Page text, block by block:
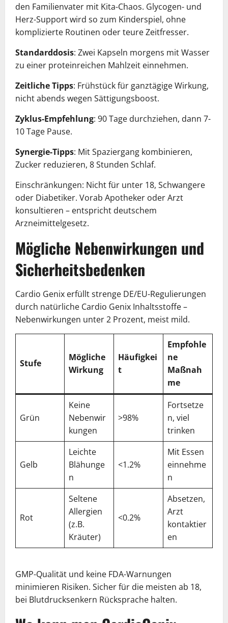
den Familienvater mit Kita-Chaos. Glycogen- und
Herz-Support wird so zum Kinderspiel, ohne
komplizierte Routinen oder teure Zeitfresser.
Standarddosis: Zwei Kapseln morgens mit Wasser
zu einer proteinreichen Mahlzeit einnehmen.
Zeitliche Tipps: Frühstück für ganztägige Wirkung,
nicht abends wegen Sättigungsboost.
Zyklus-Empfehlung: 90 Tage durchziehen, dann 7-
10 Tage Pause.
Synergie-Tipps: Mit Spaziergang kombinieren,
Zucker reduzieren, 8 Stunden Schlaf.
Einschränkungen: Nicht für unter 18, Schwangere
oder Diabetiker. Vorab Apotheker oder Arzt
konsultieren – entspricht deutschem
Arzneimittelgesetz.
Mögliche Nebenwirkungen und
Sicherheitsbedenken
Cardio Genix erfüllt strenge DE/EU-Regulierungen
durch natürliche Cardio Genix Inhaltsstoffe –
Nebenwirkungen unter 2 Prozent, meist mild.
Stufe
Mögliche
Wirkung
Häufigkei
t
Empfohle
ne
Maßnah
me
Grün
Keine
Nebenwir
kungen
>98%
Fortsetze
n, viel
trinken
Gelb
Leichte
Blähunge
n
<1.2%
Mit Essen
einnehme
n
Rot
Seltene
Allergien
(z.B.
Kräuter)
<0.2%
Absetzen,
Arzt
kontaktier
en
GMP-Qualität und keine FDA-Warnungen
minimieren Risiken. Sicher für die meisten ab 18,
bei Blutdrucksenkern Rücksprache halten.